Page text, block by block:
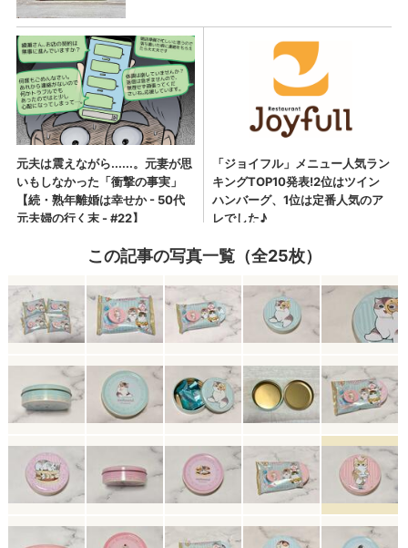
この記事の写真一覧（全25枚）